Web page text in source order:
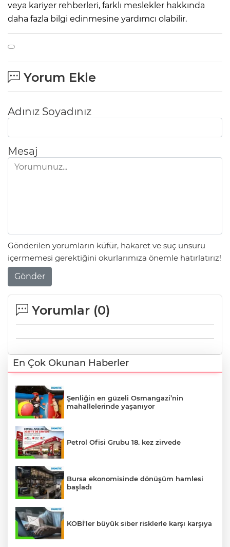
veya kariyer rehberleri, farklı meslekler hakkında
daha fazla bilgi edinmesine yardımcı olabilir.
Yorum Ekle
Adınız Soyadınız
Mesaj
Gönderilen yorumların küfür, hakaret ve suç unsuru
içermemesi gerektiğini okurlarımıza önemle hatırlatırız!
Gönder
Yorumlar (0)
En Çok Okunan Haberler
Şenliğin en güzeli Osmangazi’nin
mahallelerinde yaşanıyor
Petrol Ofisi Grubu 18. kez zirvede
Bursa ekonomisinde dönüşüm hamlesi
başladı
KOBİ'ler büyük siber risklerle karşı karşıya